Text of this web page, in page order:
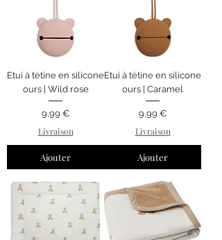
Etui à tétine en silicone
ours | Wild rose
Prix
9,99 €
Livraison
Ajouter
Etui à tétine en silicone
ours | Caramel
Prix
9,99 €
Livraison
Ajouter